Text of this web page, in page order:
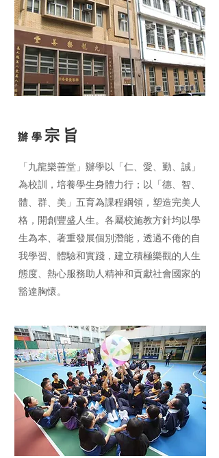
辦學宗旨
「九龍樂善堂」辦學以「仁、愛、勤、誠」
為校訓，培養學生身體力行；以「德、智、
體、群、美」五育為課程綱領，塑造完美人
格，開創豐盛人生。各屬校施教方針均以學
生為本、著重發展個別潛能，透過不倦的自
我學習、體驗和實踐，建立積極樂觀的人生
態度、熱心服務助人精神和貢獻社會國家的
豁達胸懷。